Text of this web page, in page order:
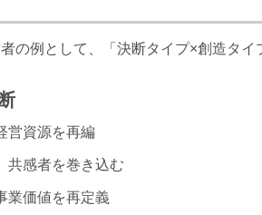
の例として、「 決断タイプ×創造タイ
営資源を再編
共感者を巻き込む
業価値を再定義